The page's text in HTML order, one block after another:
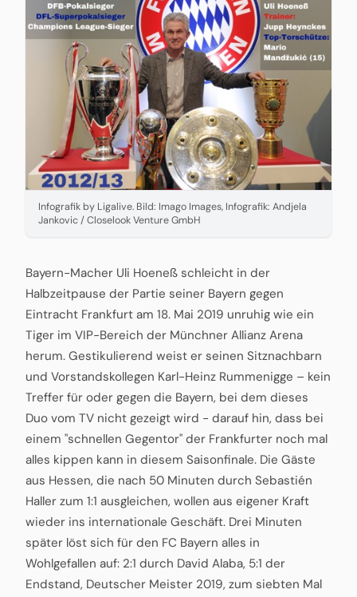
Infografik by Ligalive. Bild: Imago Images, Infografik: Andjela
Jankovic / Closelook Venture GmbH
Bayern-Macher Uli Hoeneß schleicht in der
Halbzeitpause der Partie seiner Bayern gegen
Eintracht Frankfurt am 18. Mai 2019 unruhig wie ein
Tiger im VIP-Bereich der Münchner Allianz Arena
herum. Gestikulierend weist er seinen Sitznachbarn
und Vorstandskollegen Karl-Heinz Rummenigge – kein
Treffer für oder gegen die Bayern, bei dem dieses
Duo vom TV nicht gezeigt wird - darauf hin, dass bei
einem "schnellen Gegentor" der Frankfurter noch mal
alles kippen kann in diesem Saisonfinale. Die Gäste
aus Hessen, die nach 50 Minuten durch Sebastién
Haller zum 1:1 ausgleichen, wollen aus eigener Kraft
wieder ins internationale Geschäft. Drei Minuten
später löst sich für den FC Bayern alles in
Wohlgefallen auf: 2:1 durch David Alaba, 5:1 der
Endstand, Deutscher Meister 2019, zum siebten Mal